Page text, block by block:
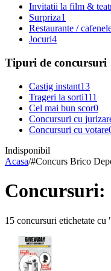
Invitatii la film &
Surpriza1
Restaurante /
Jocuri4
Tipuri de concursuri
Castig instant13
Trageri la sorti111
Cel mai bun scor0
Concursuri cu
Concursuri cu votare
Indisponibil
Acasa/#Concurs Brico
Concursuri:
15 concursuri etichetate